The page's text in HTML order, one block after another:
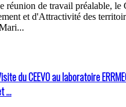
réunion de travail préalable,
et d'Attractivité des
du CEEVO au laboratoire
...